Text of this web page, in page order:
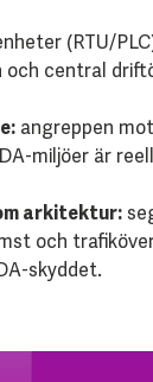
(RTU/
och central
angreppen
miljöer är
arkitektur:
och
skyddet.